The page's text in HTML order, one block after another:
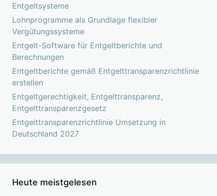
Entgeltsysteme
Lohnprogramme als Grundlage flexibler
Vergütungssysteme
Entgelt-Software für Entgeltberichte und
Berechnungen
Entgeltberichte gemäß Entgelttransparenzrichtlinie
erstellen
Entgeltgerechtigkeit, Entgelttransparenz,
Entgelttransparenzgesetz
Entgelttransparenzrichtlinie Umsetzung in
Deutschland 2027
Heute meistgelesen